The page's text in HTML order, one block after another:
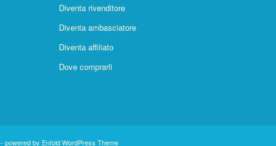
Diventa rivenditore
Diventa ambasciatore
Diventa affiliato
Dove comprarli
-powered by Enfold WordPress Theme